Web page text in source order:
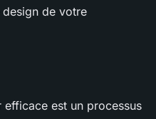
design de votre
efficace est un processus